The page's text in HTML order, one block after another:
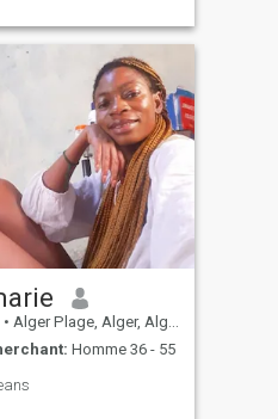
• Alger Plage, Alger, Algérie
Homme 36 - 55